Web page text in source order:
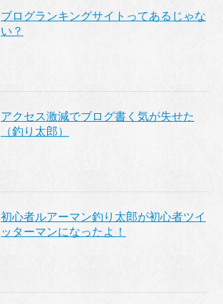
ブログランキングサイトってあるじゃな
い？
アクセス激減でブログ書く気が失せた
（釣り太郎）
初心者ルアーマン釣り太郎が初心者ツイ
ッターマンになったよ！